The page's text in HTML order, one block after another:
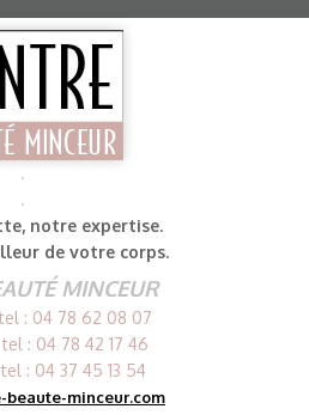
.
.
notre expertise.
de votre corps.
MINCEUR
tel : 04 78 62 08 07
tel : 04 78 42 17 46
tel : 04 37 45 13 54
beaute-minceur.com
au
contenu